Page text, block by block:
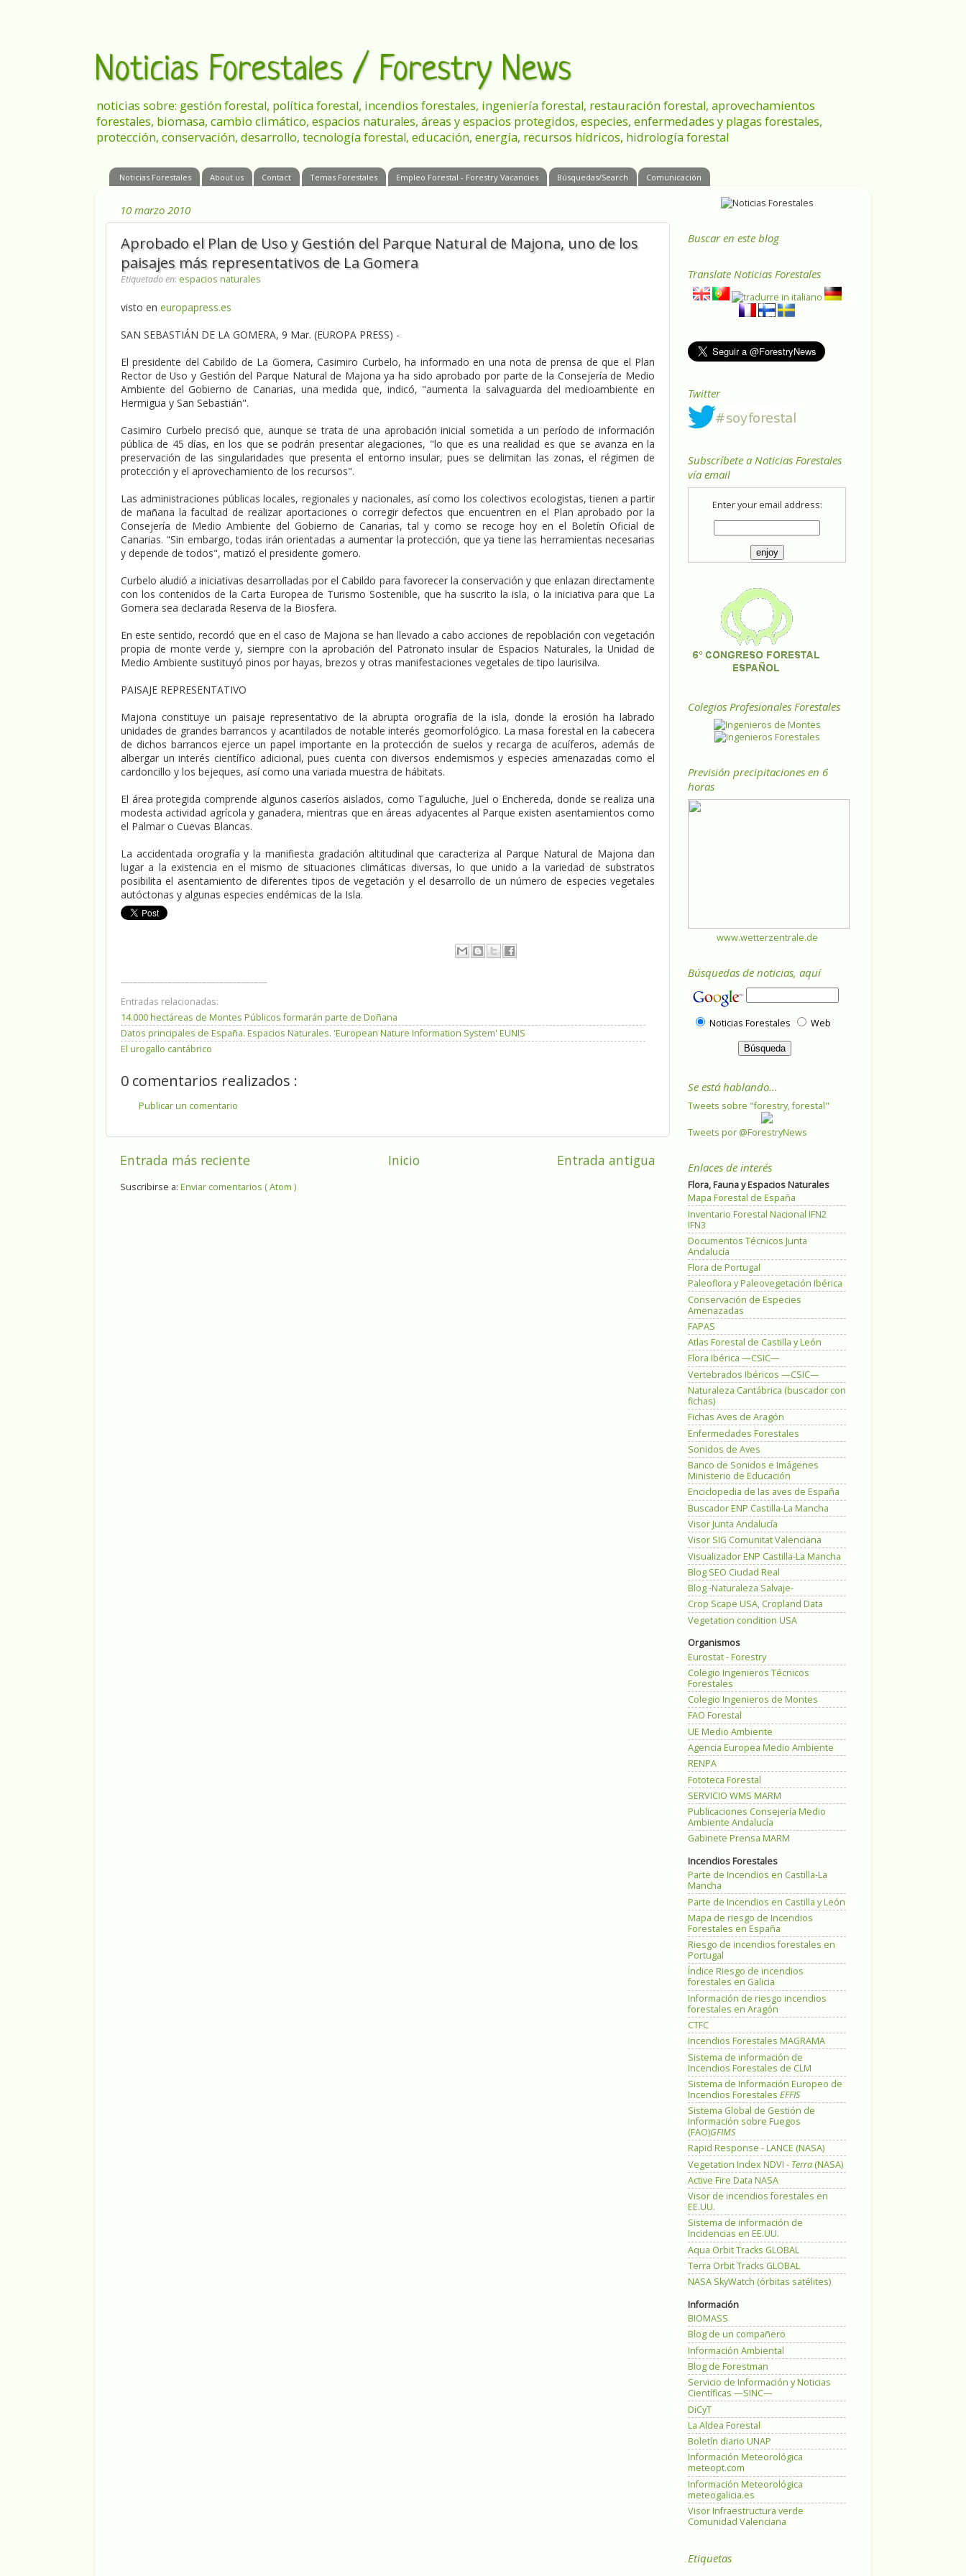
Noticias Forestales / Forestry News
noticias sobre: gestión forestal, política forestal, incendios forestales, ingeniería forestal, restauración forestal, aprovechamientos
forestales, biomasa, cambio climático, espacios naturales, áreas y espacios protegidos, especies, enfermedades y plagas forestales,
protección, conservación, desarrollo, tecnología forestal, educación, energía, recursos hídricos, hidrología forestal
Noticias Forestales About us Contact Temas Forestales Empleo Forestal - Forestry Vacancies Búsquedas/Search Comunicación
10 marzo 2010
Aprobado el Plan de Uso y Gestión del Parque Natural de Majona, uno de los
paisajes más representativos de La Gomera
Etiquetado en: espacios naturales
visto en europapress.es
SAN SEBASTIÁN DE LA GOMERA, 9 Mar. (EUROPA PRESS) -
El presidente del Cabildo de La Gomera, Casimiro Curbelo, ha informado en una nota de prensa de que el Plan
Rector de Uso y Gestión del Parque Natural de Majona ya ha sido aprobado por parte de la Consejería de Medio
Ambiente del Gobierno de Canarias, una medida que, indicó, "aumenta la salvaguarda del medioambiente en
Hermigua y San Sebastián".
Casimiro Curbelo precisó que, aunque se trata de una aprobación inicial sometida a un período de información
pública de 45 días, en los que se podrán presentar alegaciones, "lo que es una realidad es que se avanza en la
preservación de las singularidades que presenta el entorno insular, pues se delimitan las zonas, el régimen de
protección y el aprovechamiento de los recursos".
Las administraciones públicas locales, regionales y nacionales, así como los colectivos ecologistas, tienen a partir
de mañana la facultad de realizar aportaciones o corregir defectos que encuentren en el Plan aprobado por la
Consejería de Medio Ambiente del Gobierno de Canarias, tal y como se recoge hoy en el Boletín Oficial de
Canarias. "Sin embargo, todas irán orientadas a aumentar la protección, que ya tiene las herramientas necesarias
y depende de todos", matizó el presidente gomero.
Curbelo aludió a iniciativas desarrolladas por el Cabildo para favorecer la conservación y que enlazan directamente
con los contenidos de la Carta Europea de Turismo Sostenible, que ha suscrito la isla, o la iniciativa para que La
Gomera sea declarada Reserva de la Biosfera.
En este sentido, recordó que en el caso de Majona se han llevado a cabo acciones de repoblación con vegetación
propia de monte verde y, siempre con la aprobación del Patronato insular de Espacios Naturales, la Unidad de
Medio Ambiente sustituyó pinos por hayas, brezos y otras manifestaciones vegetales de tipo laurisilva.
PAISAJE REPRESENTATIVO
Majona constituye un paisaje representativo de la abrupta orografía de la isla, donde la erosión ha labrado
unidades de grandes barrancos y acantilados de notable interés geomorfológico. La masa forestal en la cabecera
de dichos barrancos ejerce un papel importante en la protección de suelos y recarga de acuíferos, además de
albergar un interés científico adicional, pues cuenta con diversos endemismos y especies amenazadas como el
cardoncillo y los bejeques, así como una variada muestra de hábitats.
El área protegida comprende algunos caseríos aislados, como Taguluche, Juel o Enchereda, donde se realiza una
modesta actividad agrícola y ganadera, mientras que en áreas adyacentes al Parque existen asentamientos como
el Palmar o Cuevas Blancas.
La accidentada orografía y la manifiesta gradación altitudinal que caracteriza al Parque Natural de Majona dan
lugar a la existencia en el mismo de situaciones climáticas diversas, lo que unido a la variedad de substratos
posibilita el asentamiento de diferentes tipos de vegetación y el desarrollo de un número de especies vegetales
autóctonas y algunas especies endémicas de la Isla.
Entradas relacionadas:
14.000 hectáreas de Montes Públicos formarán parte de Doñana
Datos principales de España. Espacios Naturales. 'European Nature Information System' EUNIS
El urogallo cantábrico
0 comentarios realizados :
Publicar un comentario
Entrada más reciente Entrada antigua
Inicio
Suscribirse a: Enviar comentarios ( Atom )
Buscar en este blog
Translate Noticias Forestales
Twitter
Subscríbete a Noticias Forestales
vía email
Enter your email address:
Colegios Profesionales Forestales
Previsión precipitaciones en 6
horas
www.wetterzentrale.de
Búsquedas de noticias, aquí
Noticias Forestales Web
Se está hablando...
Tweets sobre "forestry, forestal"
Tweets por @ForestryNews
Enlaces de interés
Flora, Fauna y Espacios Naturales
Mapa Forestal de España
Inventario Forestal Nacional IFN2
IFN3
Documentos Técnicos Junta
Andalucía
Flora de Portugal
Paleoflora y Paleovegetación Ibérica
Conservación de Especies
Amenazadas
FAPAS
Atlas Forestal de Castilla y León
Flora Ibérica —CSIC—
Vertebrados Ibéricos —CSIC—
Naturaleza Cantábrica (buscador con
fichas)
Fichas Aves de Aragón
Enfermedades Forestales
Sonidos de Aves
Banco de Sonidos e Imágenes
Ministerio de Educación
Enciclopedia de las aves de España
Buscador ENP Castilla-La Mancha
Visor Junta Andalucía
Visor SIG Comunitat Valenciana
Visualizador ENP Castilla-La Mancha
Blog SEO Ciudad Real
Blog -Naturaleza Salvaje-
Crop Scape USA, Cropland Data
Vegetation condition USA
Organismos
Eurostat - Forestry
Colegio Ingenieros Técnicos
Forestales
Colegio Ingenieros de Montes
FAO Forestal
UE Medio Ambiente
Agencia Europea Medio Ambiente
RENPA
Fototeca Forestal
SERVICIO WMS MARM
Publicaciones Consejería Medio
Ambiente Andalucía
Gabinete Prensa MARM
Incendios Forestales
Parte de Incendios en Castilla-La
Mancha
Parte de Incendios en Castilla y León
Mapa de riesgo de Incendios
Forestales en España
Riesgo de incendios forestales en
Portugal
Índice Riesgo de incendios
forestales en Galicia
Información de riesgo incendios
forestales en Aragón
CTFC
Incendios Forestales MAGRAMA
Sistema de información de
Incendios Forestales de CLM
Sistema de Información Europeo de
Incendios Forestales EFFIS
Sistema Global de Gestión de
Información sobre Fuegos
(FAO)GFIMS
Rapid Response - LANCE (NASA)
Vegetation Index NDVI - Terra (NASA)
Active Fire Data NASA
Visor de incendios forestales en
EE.UU.
Sistema de información de
Incidencias en EE.UU.
Aqua Orbit Tracks GLOBAL
Terra Orbit Tracks GLOBAL
NASA SkyWatch (órbitas satélites)
Información
BIOMASS
Blog de un compañero
Información Ambiental
Blog de Forestman
Servicio de Información y Noticias
Científicas —SINC—
DiCyT
La Aldea Forestal
Boletín diario UNAP
Información Meteorológica
meteopt.com
Información Meteorológica
meteogalicia.es
Visor Infraestructura verde
Comunidad Valenciana
Etiquetas